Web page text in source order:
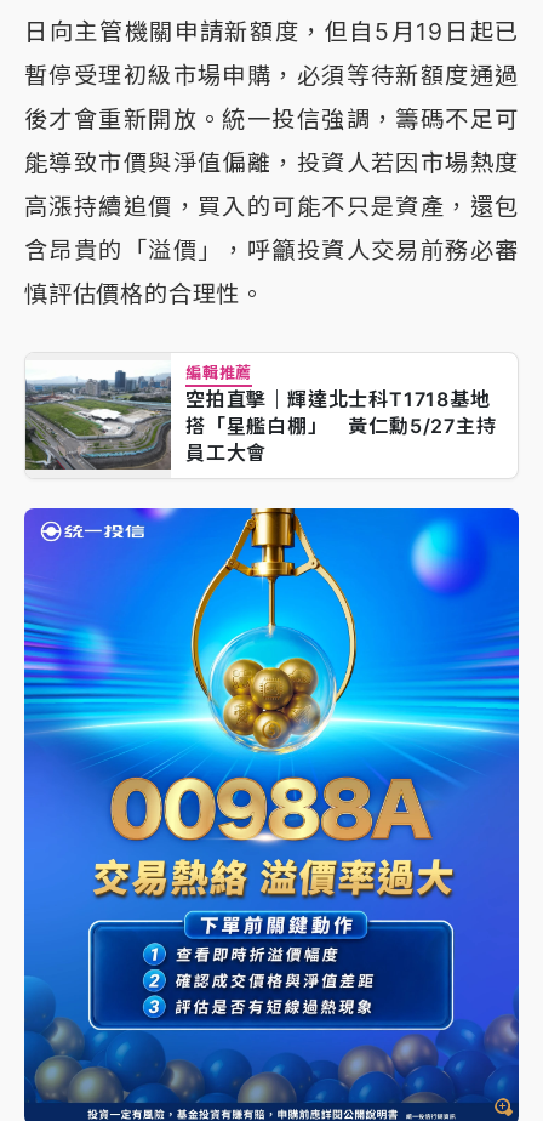
日向主管機關申請新額度，但自5月19日起已
暫停受理初級市場申購，必須等待新額度通過
後才會重新開放。統一投信強調，籌碼不足可
能導致市價與淨值偏離，投資人若因市場熱度
高漲持續追價，買入的可能不只是資產，還包
含昂貴的「溢價」，呼籲投資人交易前務必審
慎評估價格的合理性。
編輯推薦
空拍直擊｜輝達北士科T1718基地
搭「星艦白棚」 黃仁勳5/27主持
員工大會